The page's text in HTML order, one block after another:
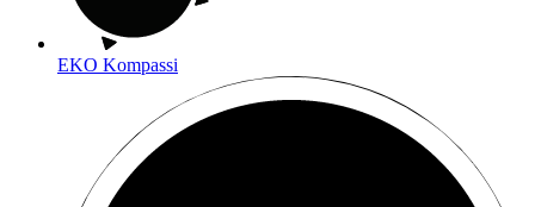
EKO Kompassi